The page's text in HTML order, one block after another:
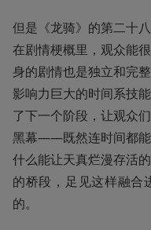
但是《龙骑》的第二十
在剧情梗概里，观众能
身的剧情也是独立和完
影响力巨大的时间系技
了下一个阶段，让观众
黑幕——既然连时间都能
什么能让天真烂漫存活
的桥段，足见这样融合
的。